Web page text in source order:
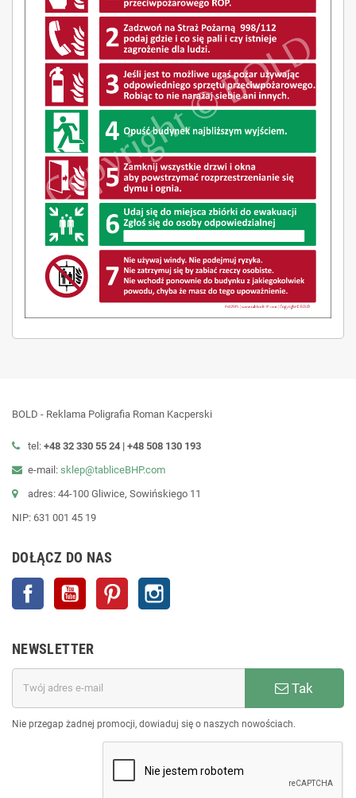
BOLD - Reklama Poligrafia Roman Kacperski
tel: +48 32 330 55 24 | +48 508 130 193
e-mail: sklep@tabliceBHP.com
adres: 44-100 Gliwice, Sowińskiego 11
NIP: 631 001 45 19
DOŁĄCZ DO NAS
Facebook YouTube Pinterest
NEWSLETTER
Tak
Nie przegap żadnej promocji, dowiaduj się o naszych nowościach.